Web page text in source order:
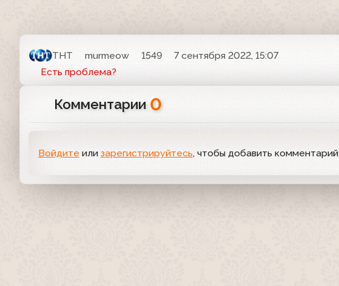
ТНТ murmeow 1549
7 сентября 2022, 15:07
Есть проблема?
Комментарии 0
Войдите или зарегистрируйтесь, чтобы добавить комментарий